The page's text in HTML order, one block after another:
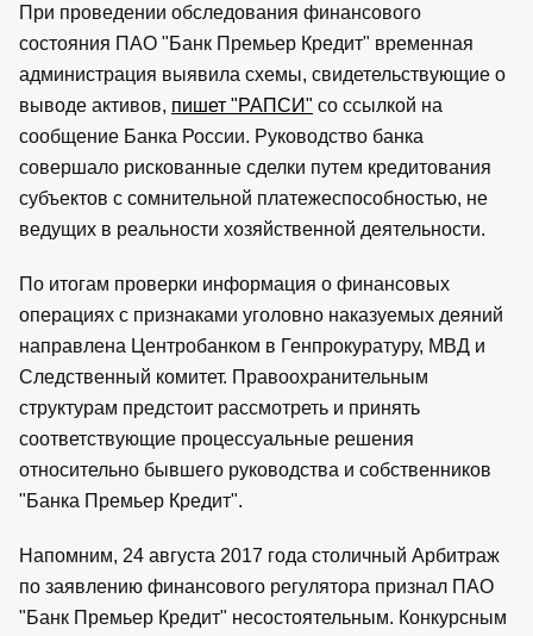
При проведении обследования финансового
состояния ПАО "Банк Премьер Кредит" временная
администрация выявила схемы, свидетельствующие о
выводе активов, пишет "РАПСИ" со ссылкой на
сообщение Банка России. Руководство банка
совершало рискованные сделки путем кредитования
субъектов с сомнительной платежеспособностью, не
ведущих в реальности хозяйственной деятельности.
По итогам проверки информация о финансовых
операциях с признаками уголовно наказуемых деяний
направлена Центробанком в Генпрокуратуру, МВД и
Следственный комитет. Правоохранительным
структурам предстоит рассмотреть и принять
соответствующие процессуальные решения
относительно бывшего руководства и собственников
"Банка Премьер Кредит".
Напомним, 24 августа 2017 года столичный Арбитраж
по заявлению финансового регулятора признал ПАО
"Банк Премьер Кредит" несостоятельным. Конкурсным